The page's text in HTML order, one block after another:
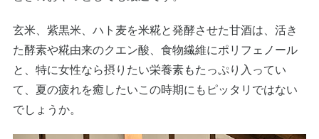
玄米、紫黒米、ハト麦を米糀と発酵させた甘酒は、活き
た酵素や糀由来のクエン酸、食物繊維にポリフェノール
と、特に女性なら摂りたい栄養素もたっぷり入ってい
て、夏の疲れを癒したいこの時期にもピッタリではない
でしょうか。